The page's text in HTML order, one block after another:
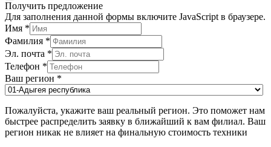
Получить предложение
Для заполнения данной формы включите JavaScript в браузере.
Имя *
Фамилия *
Эл. почта *
Телефон *
Ваш регион *
Пожалуйста, укажите ваш реальный регион. Это поможет нам
быстрее распределить заявку в ближайший к вам филиал. Ваш
регион никак не влияет на финальную стоимость техники